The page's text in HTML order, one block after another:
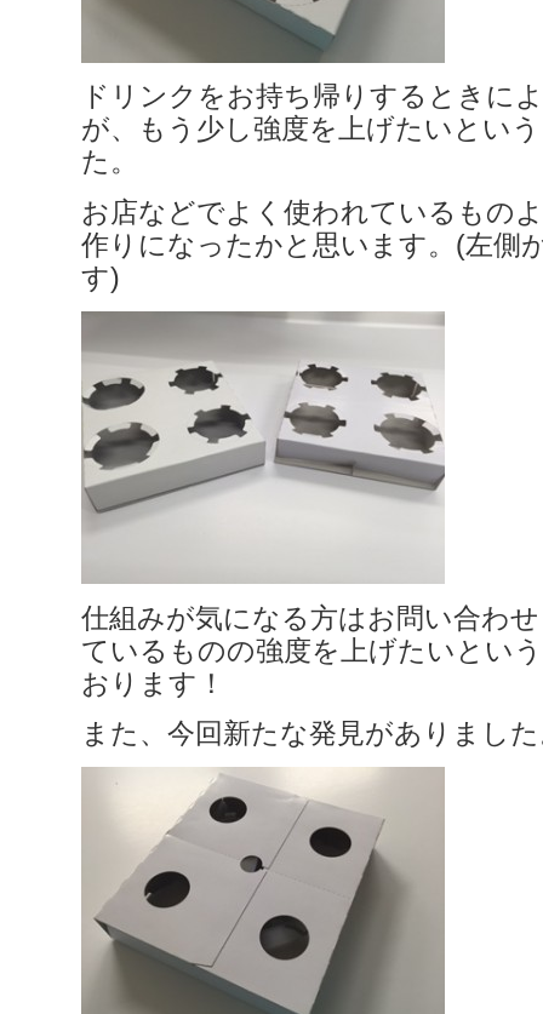
ドリンクをお持ち帰りするときに
が、もう少し強度を上げたいとい
た。
お店などでよく使われているもの
作りになったかと思います。(左側
す)
仕組みが気になる方はお問い合わ
ているものの強度を上げたいとい
おります！
また、今回新たな発見がありまし